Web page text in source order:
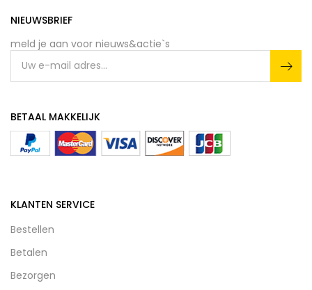
NIEUWSBRIEF
meld je aan voor nieuws&actie`s
BETAAL MAKKELIJK
KLANTEN SERVICE
Bestellen
Betalen
Bezorgen